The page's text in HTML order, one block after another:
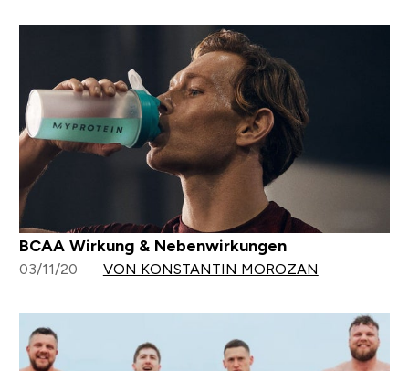
BCAA Wirkung & Nebenwirkungen
03/11/20 VON KONSTANTIN MOROZAN